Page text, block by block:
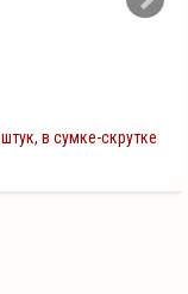
в сумке-скрутке